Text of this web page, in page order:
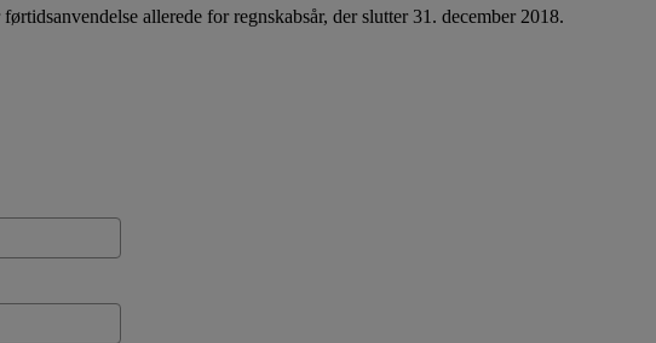
allerede for regnskabsår, der slutter 31. december 2018.